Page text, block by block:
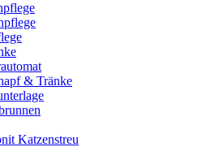
& Tränke
Katzenstreu